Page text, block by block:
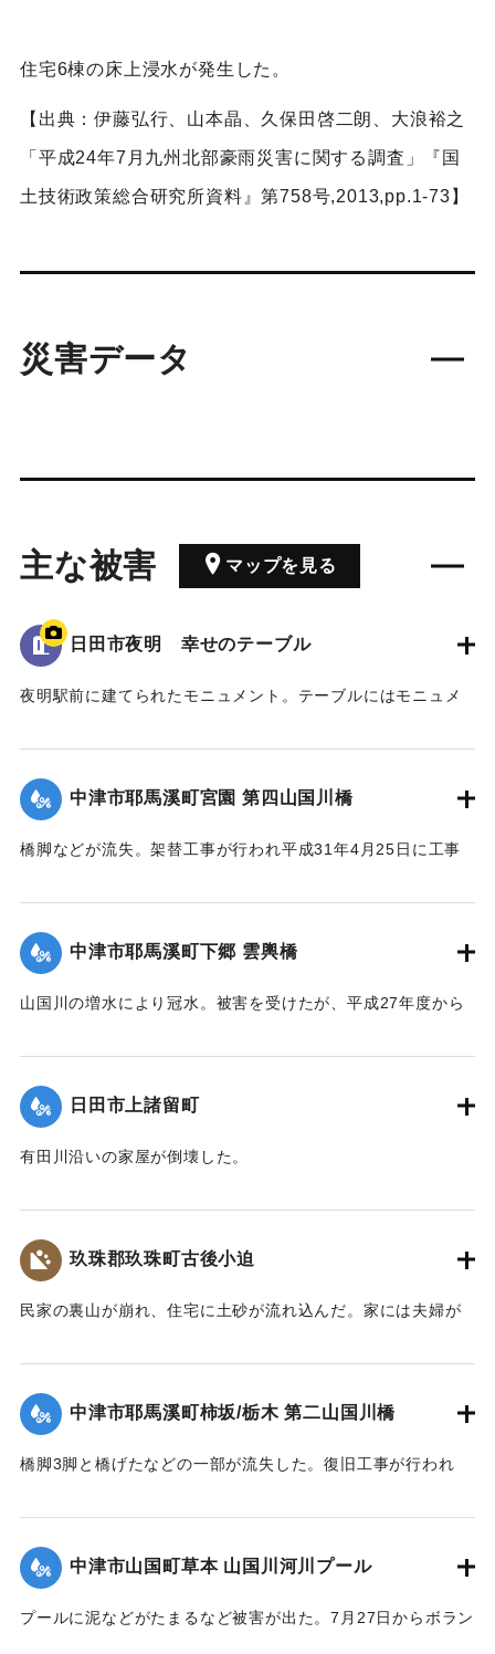
住宅6棟の床上浸水が発生した。
【出典：伊藤弘行、山本晶、久保田啓二朗、大浪裕之
「平成24年7月九州北部豪雨災害に関する調査」『国
土技術政策総合研究所資料』第758号,2013,pp.1-73】
災害データ
主な被害 マップを見る
日田市夜明 幸せのテーブル
夜明駅前に建てられたモニュメント。テーブルにはモニュメ
なお、「夜明の鐘」は旧夜明小学校のもので、2011年に設置
された。
これは、平成24年7月3日、14日に発生した九州北部豪雨によ
は夜明の三日月山に架かる、下弦の月(三日月)に抱かれた明け
の明星(幸せ到来のシンボル)を彫りました。
これは、東北や日田の災害復興と日本の夜明への祈念を表現
（http://www.asahi.com/travel/aviation/
ref=chiezou）】
中津市耶馬溪町宮園 第四山国川橋
橋脚などが流失。架替工事が行われ平成31年4月25日に工事
梅雨前線豪雨を振り返って～』,2014】
｜固有コード:09921029
中津市耶馬溪町下郷 雲輿橋
山国川の増水により冠水。被害を受けたが、平成27年度から
梅雨前線豪雨を振り返って～』,2014】
｜固有コード: 09921030
日田市上諸留町
有田川沿いの家屋が倒壊した。
｜固有コード:
玖珠郡玖珠町古後小迫
民家の裏山が崩れ、住宅に土砂が流れ込んだ。家には夫婦が
梅雨前線豪雨を振り返って～』,2014】
｜固有コード: 09921025
中津市耶馬溪町柿坂/栃木 第二山国川橋
橋脚3脚と橋げたなどの一部が流失した。復旧工事が行われ
梅雨前線豪雨を振り返って～』,2014】
｜固有コード: 09921026
中津市山国町草本 山国川河川プール
プールに泥などがたまるなど被害が出た。7月27日からボラン